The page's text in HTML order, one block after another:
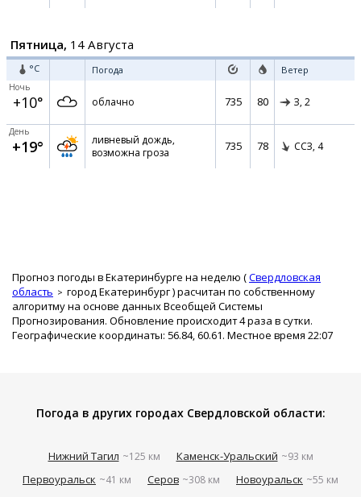
Пятница, 14 Августа
°C Погода Ветер
Ночь
+10° облачно 735 80 З, 2
День
+19°
ливневый дождь,
возможна гроза
735 78 ССЗ, 4
Прогноз погоды в Екатеринбурге на неделю (Свердловская
область
город Екатеринбург) расчитан по собственному
алгоритму на основе данных Всеобщей Системы
Прогнозирования. Обновление происходит 4 раза в сутки.
Географические координаты: 56.84, 60.61. Местное время 22:07
Погода в других городах Свердловской области:
Нижний Тагил ~125 км Каменск-Уральский ~93 км
Первоуральск ~41 км Серов ~308 км Новоуральск ~55 км